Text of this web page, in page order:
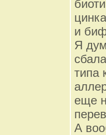
и
Я
типа
еще
А